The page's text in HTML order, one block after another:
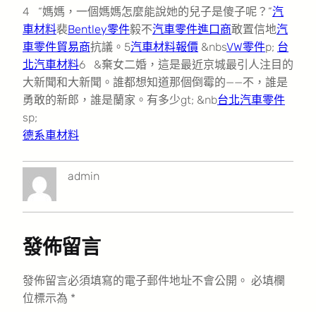
4 “媽媽，一個媽媽怎麼能說她的兒子是傻子呢？”汽
車材料裴Bentley零件毅不汽車零件進口商敢置信地汽
車零件貿易商抗議。5汽車材料報價 &nbsVW零件p; 台
北汽車材料6 &棄女二婚，這是最近京城最引人注目的
大新聞和大新聞。誰都想知道那個倒霉的——不，誰是
勇敢的新郎，誰是蘭家。有多少gt; &nb台北汽車零件
sp;
德系車材料
admin
發佈留言
發佈留言必須填寫的電子郵件地址不會公開。 必填欄
位標示為 *